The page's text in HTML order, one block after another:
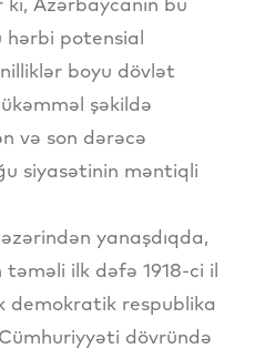
hərbi potensial
boyu dövlət
şəkildə
və son dərəcə
siyasətinin məntiqli
yanaşdıqda,
ilk dəfə 1918-ci il
demokratik respublika
dövründə